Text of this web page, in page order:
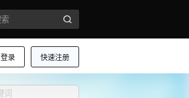
登录 快速注册